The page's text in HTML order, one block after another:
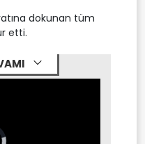
dokunan tüm
etti.